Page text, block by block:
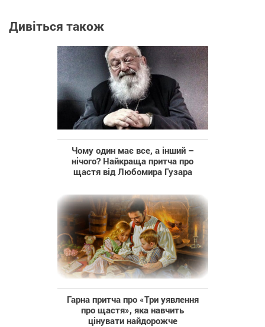
Дивіться також
Чому один має все, а інший –
нічого? Найкраща притча про
щастя від Любомира Гузара
Гарна притча про «Три уявлення
про щастя», яка навчить
цінувати найдорожче